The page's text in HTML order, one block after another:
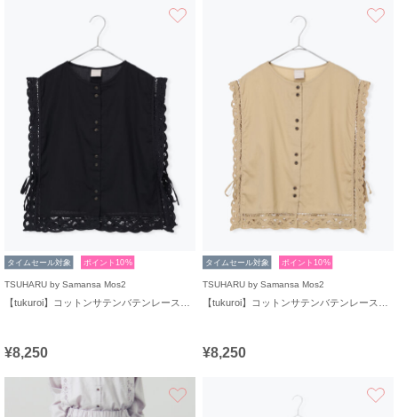
タイムセール対象 ポイント10%
TSUHARU by Samansa Mos2
¥8,250
タイムセール対象 ポイント10%
TSUHARU by Samansa Mos2
¥8,250